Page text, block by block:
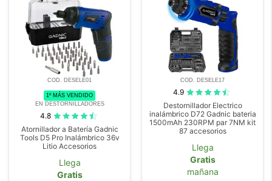
COD. DESELE01
1º MÁS VENDIDO
EN DESTORNILLADORES
4.8
Atornillador a Batería Gadnic
Tools D5 Pro Inalámbrico 36v
Litio Accesorios
Llega
Gratis
COD. DESELE17
4.9
Destornillador Electrico
inalámbrico D72 Gadnic bateria
1500mAh 230RPM par 7NM kit
87 accesorios
Llega
Gratis
mañana